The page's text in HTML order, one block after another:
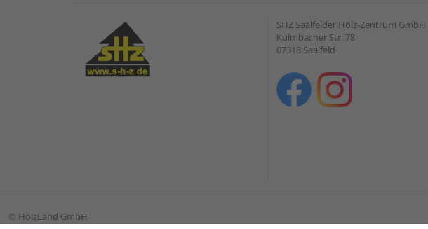
SHZ Saalfelder Holz-Zentrum GmbH
Kulmbacher Str. 78
07318 Saalfeld
© HolzLand GmbH